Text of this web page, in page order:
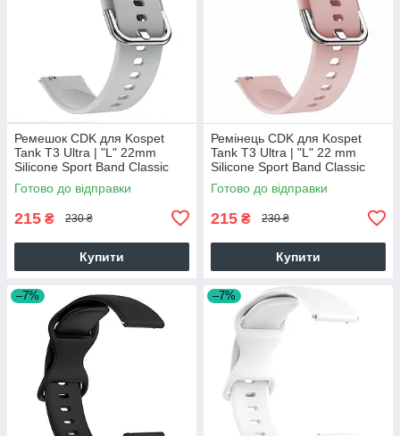
Ремешок CDK для Kospet
Tank T3 Ultra | "L" 22mm
Silicone Sport Band Classic
(011018) (grey)
Готово до відправки
215 ₴ 230 ₴
Купити
Ремінець CDK для Kospet
Tank T3 Ultra | "L" 22 mm
Silicone Sport Band Classic
(011018) (pink)
Готово до відправки
215 ₴ 230 ₴
Купити
–7% –7%